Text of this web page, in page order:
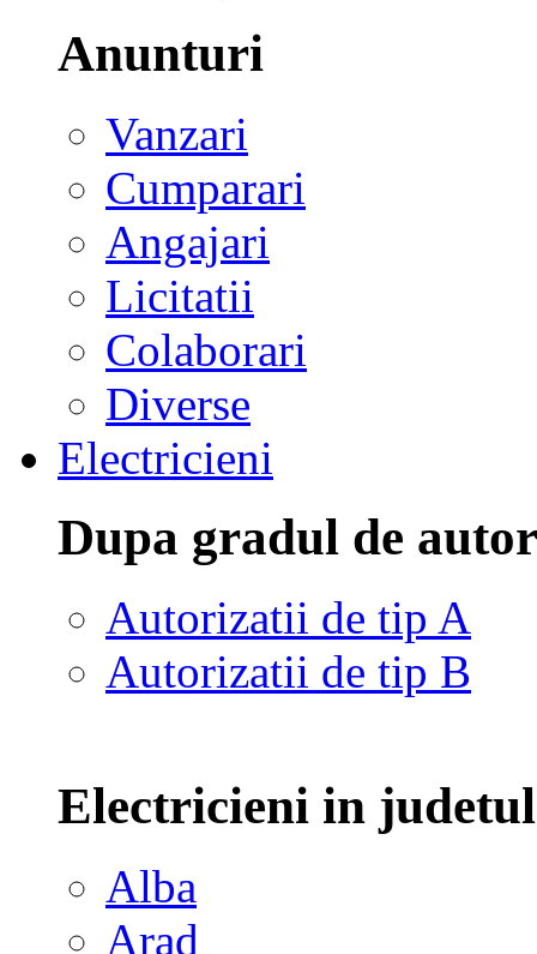
Anunturi
Vanzari
Cumparari
Angajari
Licitatii
Colaborari
Diverse
Electricieni
Dupa gradul de
Autorizatii de tip A
Autorizatii de tip B
Electricieni in
Alba
Arad